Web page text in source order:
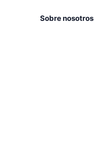
Sobre nosotros